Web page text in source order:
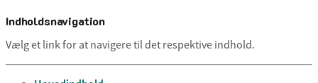
Indholdsnavigation
Vælg et link for at navigere til det respektive indhold.